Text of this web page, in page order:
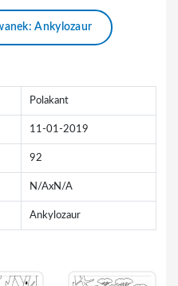
Ankylozaur
Polakant
11-01-2019
92
N/AxN/A
Ankylozaur